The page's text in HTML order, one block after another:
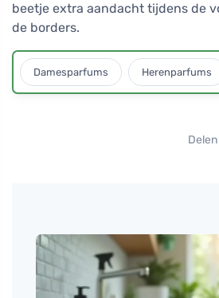
beetje extra aandacht tijdens de
de borders.
Damesparfums Herenparfums
Delen